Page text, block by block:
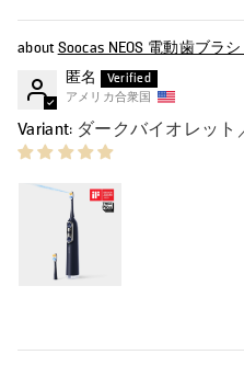
Soocas NEOS 電動歯ブラ
匿名
アメリカ合衆国
ダークバイオレット